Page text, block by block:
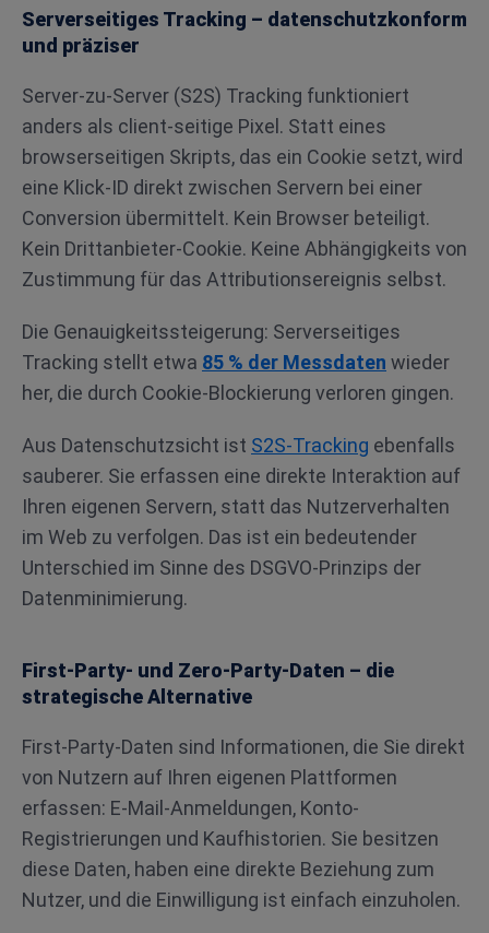
Serverseitiges Tracking – datenschutzkonform
und präziser
Server-zu-Server (S2S) Tracking funktioniert
anders als client-seitige Pixel. Statt eines
browserseitigen Skripts, das ein Cookie setzt, wird
eine Klick-ID direkt zwischen Servern bei einer
Conversion übermittelt. Kein Browser beteiligt.
Kein Drittanbieter-Cookie. Keine Abhängigkeits von
Zustimmung für das Attributionsereignis selbst.
Die Genauigkeitssteigerung: Serverseitiges
Tracking stellt etwa 85 % der Messdaten wieder
her, die durch Cookie-Blockierung verloren gingen.
Aus Datenschutzsicht ist S2S-Tracking ebenfalls
sauberer. Sie erfassen eine direkte Interaktion auf
Ihren eigenen Servern, statt das Nutzerverhalten
im Web zu verfolgen. Das ist ein bedeutender
Unterschied im Sinne des DSGVO-Prinzips der
Datenminimierung.
First-Party- und Zero-Party-Daten – die
strategische Alternative
First-Party-Daten sind Informationen, die Sie direkt
von Nutzern auf Ihren eigenen Plattformen
erfassen: E-Mail-Anmeldungen, Konto-
Registrierungen und Kaufhistorien. Sie besitzen
diese Daten, haben eine direkte Beziehung zum
Nutzer, und die Einwilligung ist einfach einzuholen.